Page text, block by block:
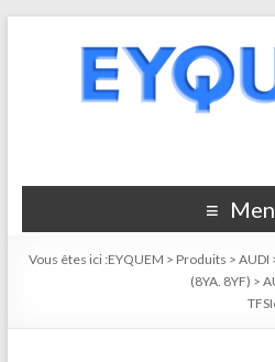
Vous êtes ici :EYQUEM > Produits >AUDI
(8YA. 8YF) >